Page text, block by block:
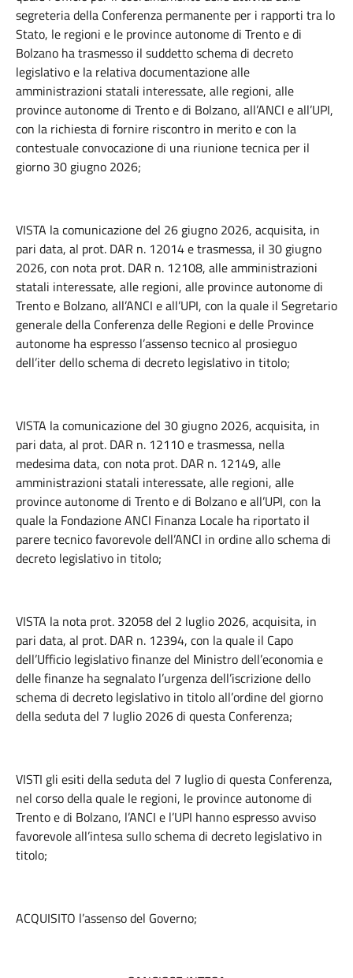
segreteria della Conferenza permanente per i rapporti tra lo
Stato, le regioni e le province autonome di Trento e di
Bolzano ha trasmesso il suddetto schema di decreto
legislativo e la relativa documentazione alle
amministrazioni statali interessate, alle regioni, alle
province autonome di Trento e di Bolzano, all’ANCI e all’UPI,
con la richiesta di fornire riscontro in merito e con la
contestuale convocazione di una riunione tecnica per il
giorno 30 giugno 2026;
VISTA la comunicazione del 26 giugno 2026, acquisita, in
pari data, al prot. DAR n. 12014 e trasmessa, il 30 giugno
2026, con nota prot. DAR n. 12108, alle amministrazioni
statali interessate, alle regioni, alle province autonome di
Trento e Bolzano, all’ANCI e all’UPI, con la quale il Segretario
generale della Conferenza delle Regioni e delle Province
autonome ha espresso l’assenso tecnico al prosieguo
dell’iter dello schema di decreto legislativo in titolo;
VISTA la comunicazione del 30 giugno 2026, acquisita, in
pari data, al prot. DAR n. 12110 e trasmessa, nella
medesima data, con nota prot. DAR n. 12149, alle
amministrazioni statali interessate, alle regioni, alle
province autonome di Trento e di Bolzano e all’UPI, con la
quale la Fondazione ANCI Finanza Locale ha riportato il
parere tecnico favorevole dell’ANCI in ordine allo schema di
decreto legislativo in titolo;
VISTA la nota prot. 32058 del 2 luglio 2026, acquisita, in
pari data, al prot. DAR n. 12394, con la quale il Capo
dell’Ufficio legislativo finanze del Ministro dell’economia e
delle finanze ha segnalato l’urgenza dell’iscrizione dello
schema di decreto legislativo in titolo all’ordine del giorno
della seduta del 7 luglio 2026 di questa Conferenza;
VISTI gli esiti della seduta del 7 luglio di questa Conferenza,
nel corso della quale le regioni, le province autonome di
Trento e di Bolzano, l’ANCI e l’UPI hanno espresso avviso
favorevole all’intesa sullo schema di decreto legislativo in
titolo;
ACQUISITO l’assenso del Governo;